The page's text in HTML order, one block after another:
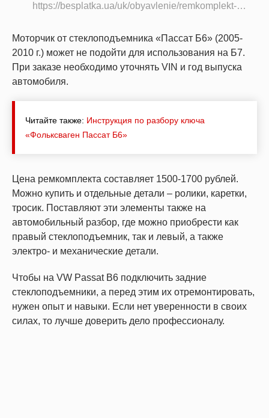
https://besplatka.ua/uk/obyavlenie/remkomplekt-
Моторчик от стеклоподъемника «Пассат Б6» (2005-
2010 г.) может не подойти для использования на Б7.
При заказе необходимо уточнять VIN и год выпуска
автомобиля.
Читайте также: Инструкция по разбору ключа
«Фольксваген Пассат Б6»
Цена ремкомплекта составляет 1500-1700 рублей.
Можно купить и отдельные детали – ролики, каретки,
тросик. Поставляют эти элементы также на
автомобильный разбор, где можно приобрести как
правый стеклоподъемник, так и левый, а также
электро- и механические детали.
Чтобы на VW Passat B6 подключить задние
стеклоподъемники, а перед этим их отремонтировать,
нужен опыт и навыки. Если нет уверенности в своих
силах, то лучше доверить дело профессионалу.